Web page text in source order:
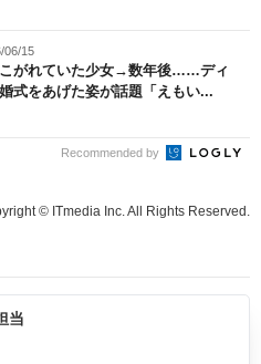
06/15
がれていた少女→数年後……ディ
式をあげた姿が話題「えもい...
Recommended by
© ITmedia Inc. All Rights Reserved.
当